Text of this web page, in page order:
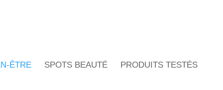
ÊTRE SPOTS BEAUTÉ PRODUITS TESTÉS